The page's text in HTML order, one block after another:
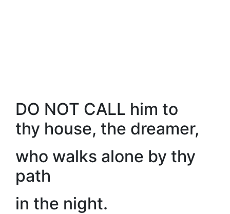
DO NOT CALL him to
thy house, the dreamer,
who walks alone by thy
path
in the night.